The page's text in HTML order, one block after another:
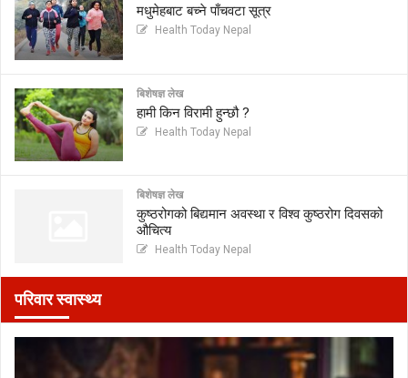
मधुमेहबाट बच्ने पाँचवटा सूत्र
Health Today Nepal
बिशेषज्ञ लेख
हामी किन विरामी हुन्छौ ?
Health Today Nepal
बिशेषज्ञ लेख
कुष्ठरोगको बिद्यमान अवस्था र विश्व कुष्ठरोग दिवसको
औचित्य
Health Today Nepal
परिवार स्वास्थ्य